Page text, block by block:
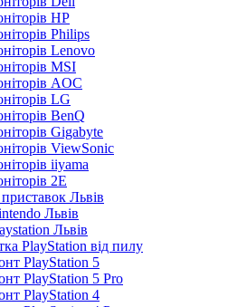
HP
Philips
Lenovo
MSI
AOC
LG
BenQ
Gigabyte
ViewSonic
iiyama
2E
Львів
Львів
Львів
PlayStation від пилу
PlayStation 5
PlayStation 5 Pro
PlayStation 4